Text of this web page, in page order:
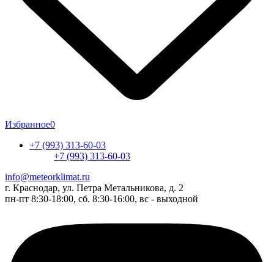
Избранное0
+7 (993) 313-60-03
+7 (993) 313-60-03
info@meteorklimat.ru
г. Краснодар, ул. Петра Метальникова, д. 2
пн-пт 8:30-18:00, сб. 8:30-16:00, вс - выходной